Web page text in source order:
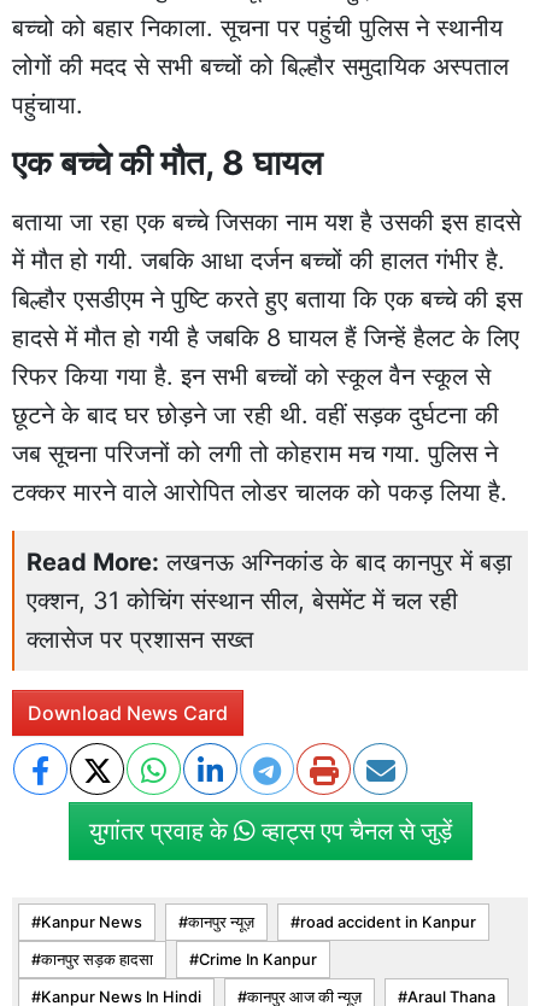
बच्चो को बहार निकाला. सूचना पर पहुंची पुलिस ने स्थानीय
लोगों की मदद से सभी बच्चों को बिल्हौर समुदायिक अस्पताल
पहुंचाया.
एक बच्चे की मौत, 8 घायल
बताया जा रहा एक बच्चे जिसका नाम यश है उसकी इस हादसे
में मौत हो गयी. जबकि आधा दर्जन बच्चों की हालत गंभीर है.
बिल्हौर एसडीएम ने पुष्टि करते हुए बताया कि एक बच्चे की इस
हादसे में मौत हो गयी है जबकि 8 घायल हैं जिन्हें हैलट के लिए
रिफर किया गया है. इन सभी बच्चों को स्कूल वैन स्कूल से
छूटने के बाद घर छोड़ने जा रही थी. वहीं सड़क दुर्घटना की
जब सूचना परिजनों को लगी तो कोहराम मच गया. पुलिस ने
टक्कर मारने वाले आरोपित लोडर चालक को पकड़ लिया है.
Read More: लखनऊ अग्निकांड के बाद कानपुर में बड़ा
एक्शन, 31 कोचिंग संस्थान सील, बेसमेंट में चल रही
क्लासेज पर प्रशासन सख्त
Download News Card
युगांतर प्रवाह के व्हाट्स एप चैनल से जुड़ें
Kanpur News कानपुर न्यूज़ road accident in Kanpur
कानपुर सड़क हादसा Crime In Kanpur
Kanpur News In Hindi कानपुर आज की न्यूज़ Araul Thana